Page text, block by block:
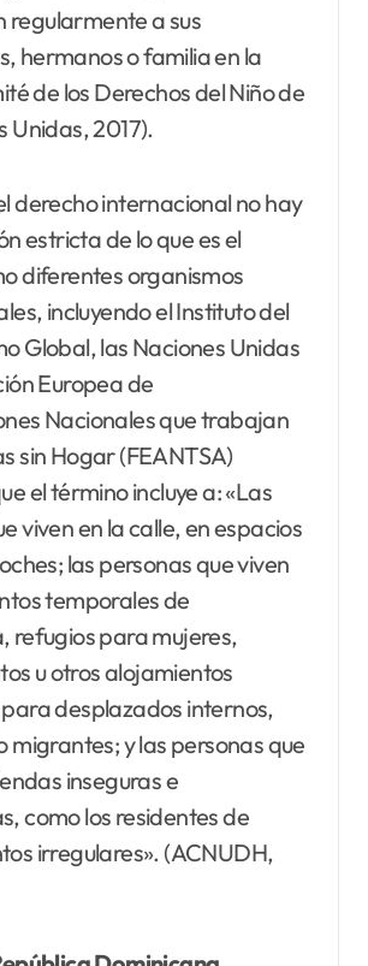
a sus
hermanos o familia en la
de los Derechos del Niño de
Unidas, 2017).
derecho internacional no hay
estricta de lo que es el
diferentes organismos
incluyendo el Instituto del
Global, las Naciones Unidas
Europea de
Nacionales que trabajan
sin Hogar (FEANTSA)
el término incluye a: «Las
viven en la calle, en espacios
las personas que viven
temporales de
refugios para mujeres,
u otros alojamientos
desplazados internos,
migrantes; y las personas que
inseguras e
como los residentes de
irregulares». (ACNUDH,